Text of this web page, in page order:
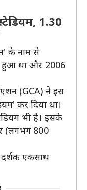
1.30
के नाम से
हुआ था और 2006
(GCA) ने इस
कर दिया था।
भी है। इसके
(लगभग 800
एकसाथ